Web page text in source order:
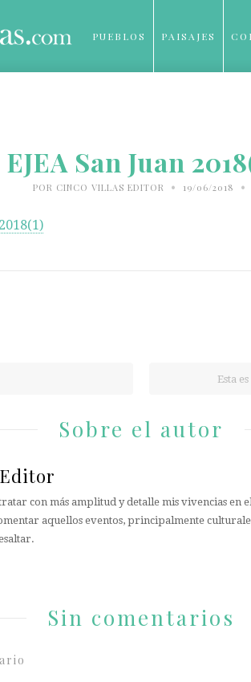
PUEBLOS PAISAJES
EJEA San Juan
POR CINCO VILLAS EDITOR • 19/06/2018 •
Esta
Sobre el autor
con más amplitud y detalle mis vivencias en
aquellos eventos, principalmente
Sin comentarios